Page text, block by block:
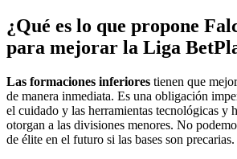
¿Qué es lo que propone
para mejorar la Liga
Las formaciones inferiores tienen que
de manera inmediata. Es una obligación
el cuidado y las herramientas tecnológicas y
otorgan a las divisiones menores. No
de élite en el futuro si las bases son precarias.